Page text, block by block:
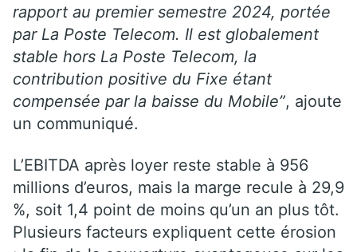
rapport au premier semestre 2024, portée
par La Poste Telecom. Il est globalement
stable hors La Poste Telecom, la
contribution positive du Fixe étant
compensée par la baisse du Mobile”, ajoute
un communiqué.
L’EBITDA après loyer reste stable à 956
millions d’euros, mais la marge recule à 29,9
%, soit 1,4 point de moins qu’un an plus tôt.
Plusieurs facteurs expliquent cette érosion